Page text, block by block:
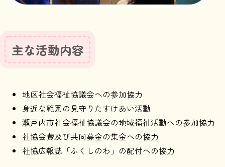
主な活動内容
地区社会福祉協議会への参加協力
身近な範囲の見守りたすけあい活動
瀬戸内市社会福祉協議会の地域福祉活動への参加協力
社協会費及び共同募金の集金への協力
社協広報誌「ふくしのわ」の配付への協力